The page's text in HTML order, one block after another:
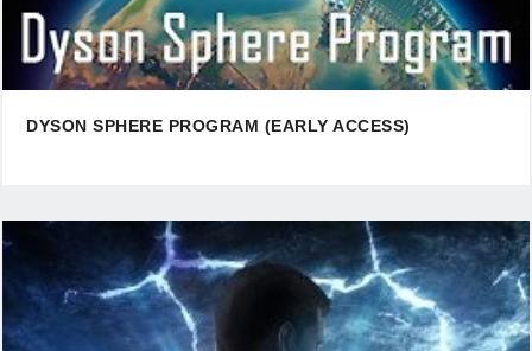
DYSON SPHERE PROGRAM (EARLY ACCESS)